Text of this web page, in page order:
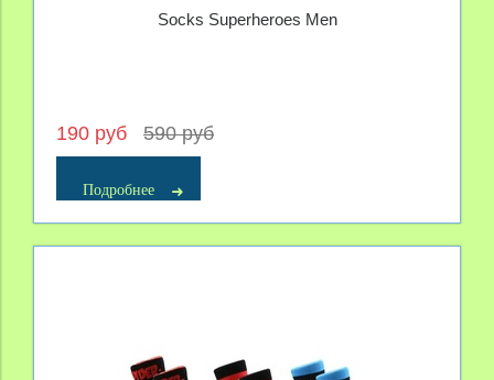
Socks Superheroes Men
190 руб 590 руб
Подробнее